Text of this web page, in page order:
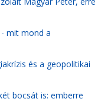
mit mond a
és a geopolitikai
bocsát is: emberre